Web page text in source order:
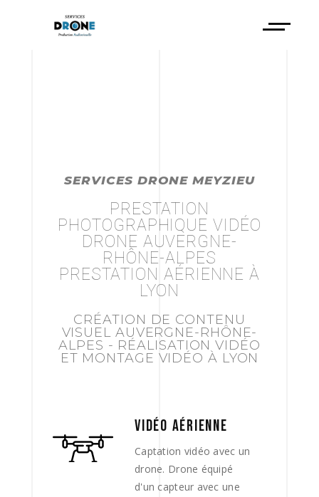
SERVICES DRONE MEYZIEU
PRESTATION
PHOTOGRAPHIQUE VIDÉO
DRONE AUVERGNE-
RHÔNE-ALPES
PRESTATION AÉRIENNE À
LYON
CRÉATION DE CONTENU
VISUEL AUVERGNE-RHÔNE-
ALPES - RÉALISATION VIDÉO
ET MONTAGE VIDÉO À LYON
VIDÉO AÉRIENNE
Captation vidéo avec un
drone. Drone équipé
d'un capteur avec une